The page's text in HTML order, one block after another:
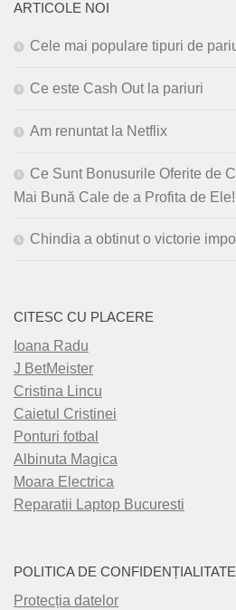
ARTICOLE NOI
Cele mai populare tipuri de
Ce este Cash Out la pariuri
Am renuntat la Netflix
Ce Sunt Bonusurile Oferite de
Mai Bună Cale de a Profita de Ele!
Chindia a obtinut o victorie
CITESC CU PLACERE
Ioana Radu
J BetMeister
Cristina Lincu
Caietul Cristinei
Ponturi fotbal
Albinuta Magica
Moara Electrica
Reparatii Laptop Bucuresti
POLITICA DE CONFIDENȚIALITATE
Protecția datelor